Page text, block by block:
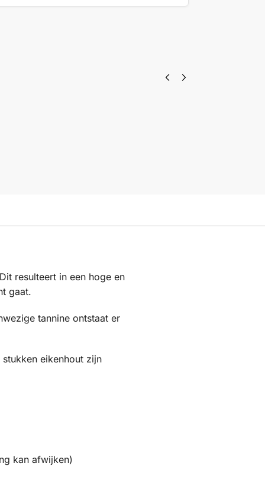
resulteert in een hoge en
gaat.
tannine ontstaat er
eikenhout zijn
kan afwijken)